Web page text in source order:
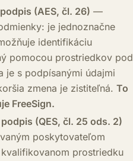
(AES, čl. 26) —
je jednoznačne
identifikáciu
pomocou prostriedkov pod
je s podpísanými údajmi
zmena je zistiteľná. To
FreeSign.
(QES, čl. 25 ods. 2)
poskytovateľom
prostriedku